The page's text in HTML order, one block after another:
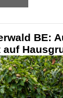
BE:
auf